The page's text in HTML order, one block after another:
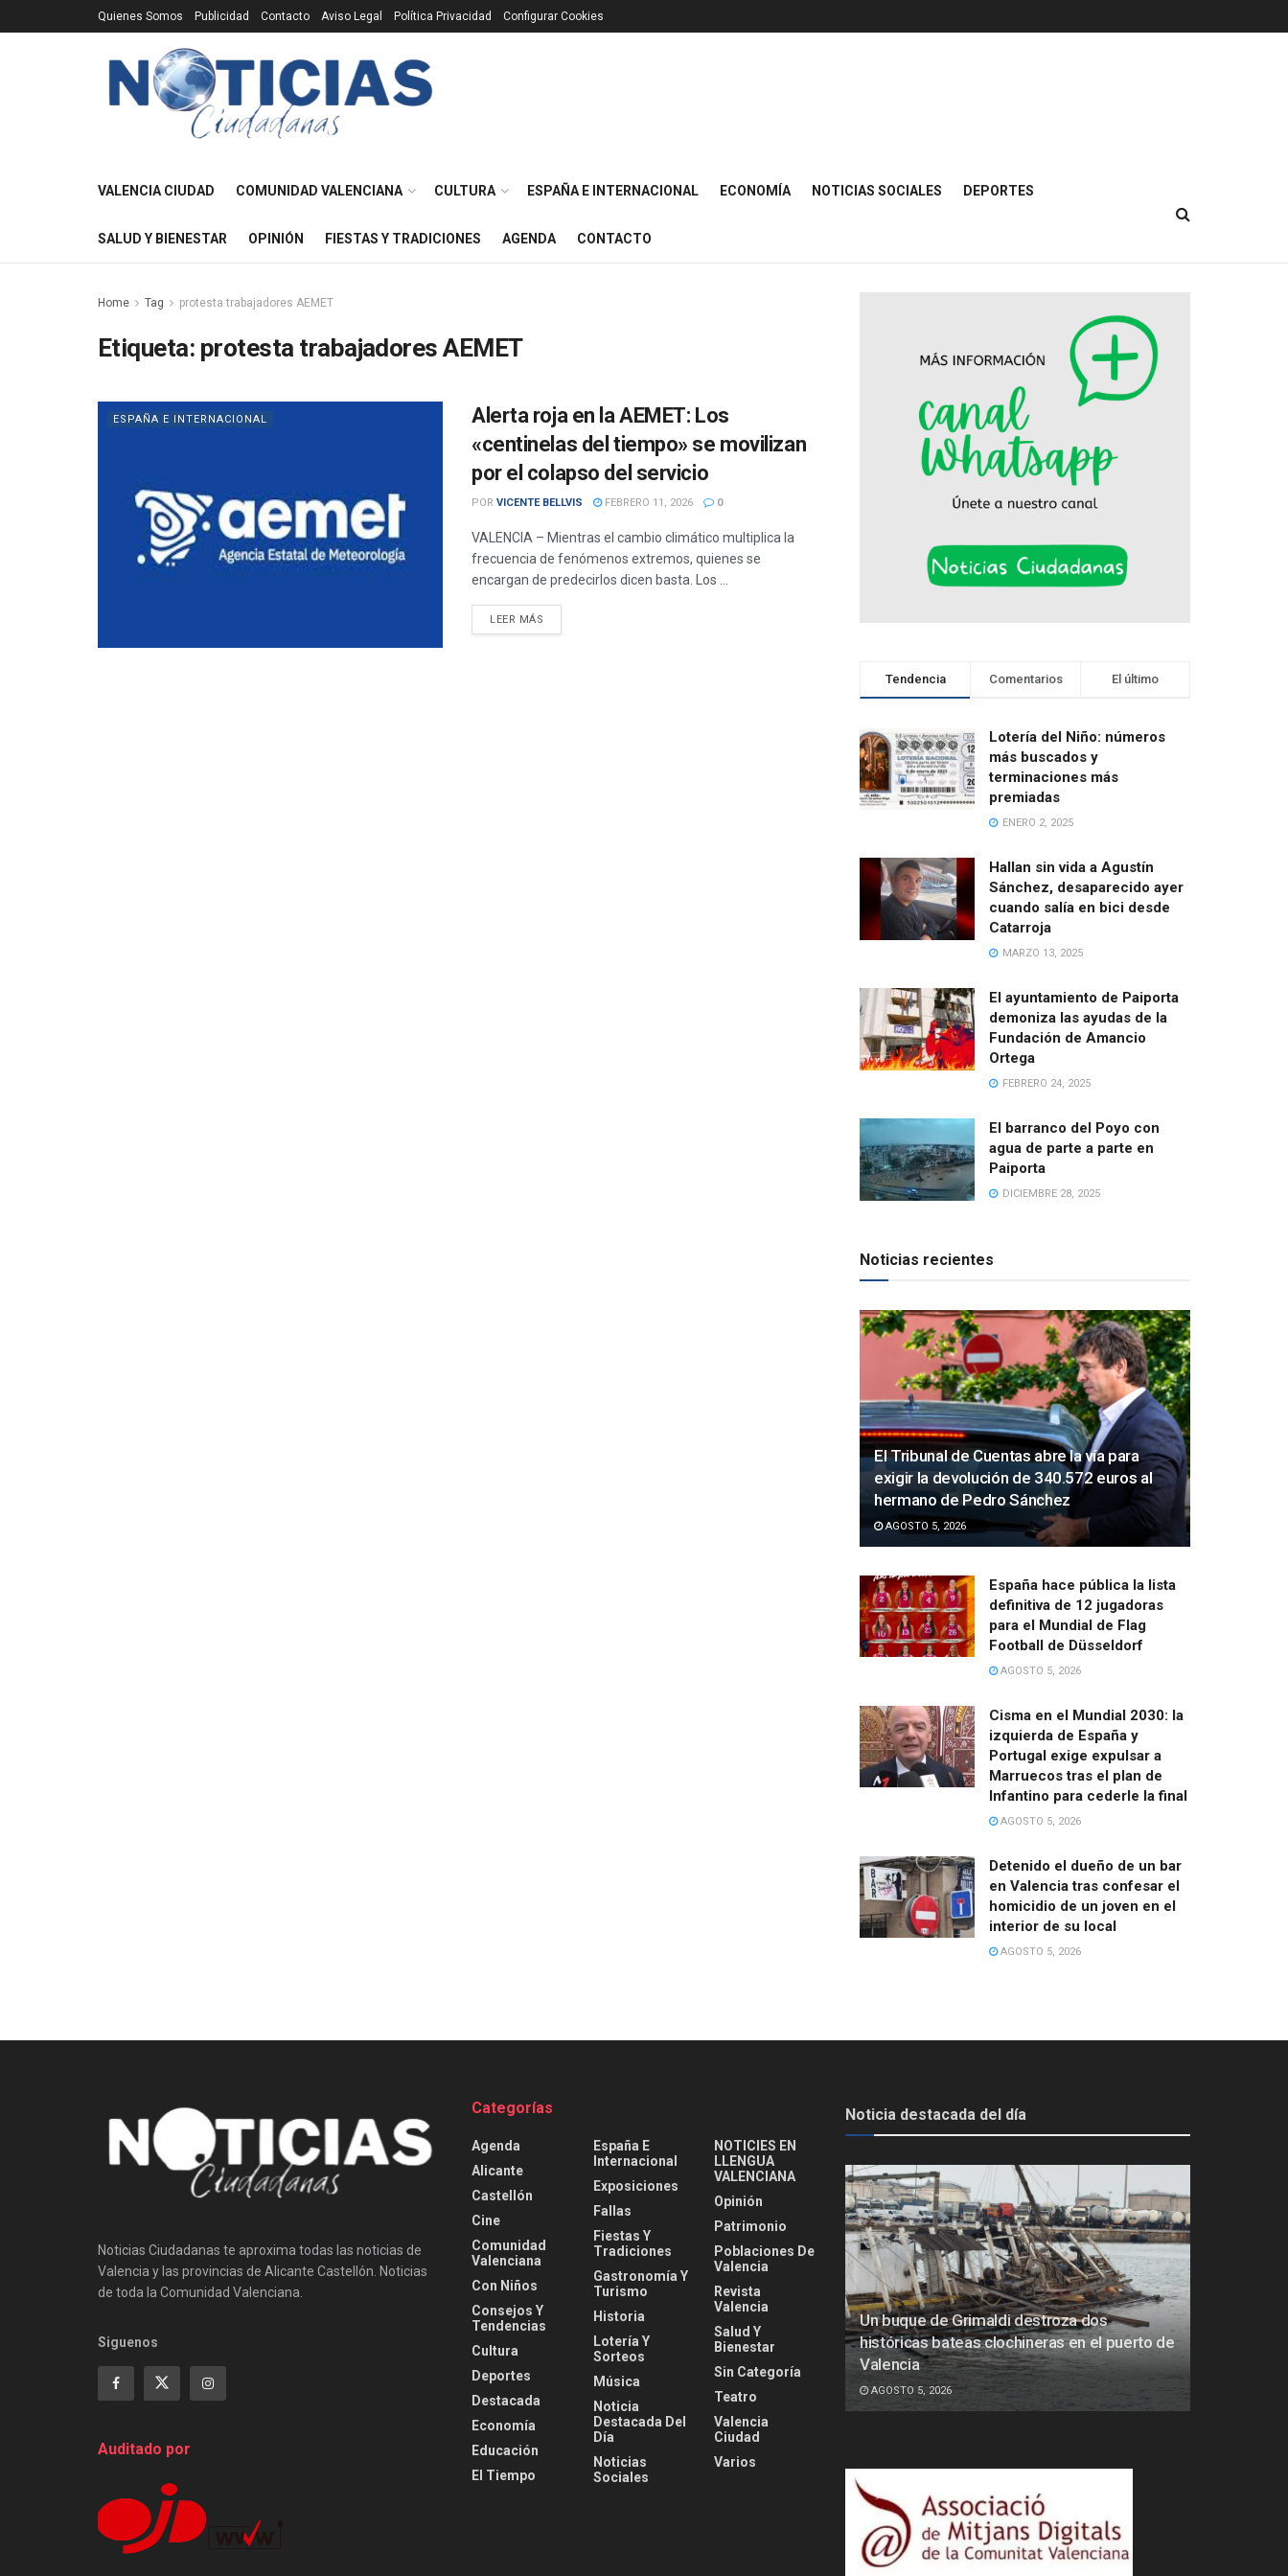
Quienes Somos Publicidad Contacto Aviso Legal Política Privacidad Configurar Cookies
VALENCIA CIUDAD COMUNIDAD VALENCIANA CULTURA ESPAÑA E INTERNACIONAL ECONOMÍA NOTICIAS SOCIALES DEPORTES
SALUD Y BIENESTAR OPINIÓN FIESTAS Y TRADICIONES AGENDA CONTACTO
Home Tag protesta trabajadores AEMET
Etiqueta: protesta trabajadores AEMET
ESPAÑA E INTERNACIONAL
Alerta roja en la AEMET: Los
«centinelas del tiempo» se movilizan
por el colapso del servicio
POR VICENTE BELLVIS FEBRERO 11, 2026 0
VALENCIA – Mientras el cambio climático multiplica la
frecuencia de fenómenos extremos, quienes se
encargan de predecirlos dicen basta. Los ...
LEER MÁS
Tendencia Comentarios El último
Lotería del Niño: números
más buscados y
terminaciones más
premiadas
ENERO 2, 2025
Hallan sin vida a Agustín
Sánchez, desaparecido ayer
cuando salía en bici desde
Catarroja
MARZO 13, 2025
El ayuntamiento de Paiporta
demoniza las ayudas de la
Fundación de Amancio
Ortega
FEBRERO 24, 2025
El barranco del Poyo con
agua de parte a parte en
Paiporta
DICIEMBRE 28, 2025
Noticias recientes
El Tribunal de Cuentas abre la vía para
exigir la devolución de 340.572 euros al
hermano de Pedro Sánchez
AGOSTO 5, 2026
España hace pública la lista
definitiva de 12 jugadoras
para el Mundial de Flag
Football de Düsseldorf
AGOSTO 5, 2026
Cisma en el Mundial 2030: la
izquierda de España y
Portugal exige expulsar a
Marruecos tras el plan de
Infantino para cederle la final
AGOSTO 5, 2026
Detenido el dueño de un bar
en Valencia tras confesar el
homicidio de un joven en el
interior de su local
AGOSTO 5, 2026
Noticias Ciudadanas te aproxima todas las noticias de
Valencia y las provincias de Alicante Castellón. Noticias
de toda la Comunidad Valenciana.
Siguenos
Auditado por
Categorías
Agenda
Alicante
Castellón
Cine
Comunidad
Valenciana
Con Niños
Consejos Y
Tendencias
Cultura
Deportes
Destacada
Economía
Educación
El Tiempo
España E
Internacional
Exposiciones
Fallas
Fiestas Y
Tradiciones
Gastronomía Y
Turismo
Historia
Lotería Y
Sorteos
Música
Noticia
Destacada Del
Día
Noticias
Sociales
NOTICIES EN
LLENGUA
VALENCIANA
Opinión
Patrimonio
Poblaciones De
Valencia
Revista
Valencia
Salud Y
Bienestar
Sin Categoría
Teatro
Valencia
Ciudad
Varios
Noticia destacada del día
Un buque de Grimaldi destroza dos
históricas bateas clochineras en el puerto de
Valencia
AGOSTO 5, 2026